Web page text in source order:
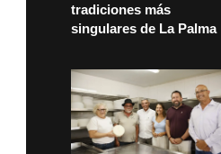
tradiciones más
singulares de La Palma